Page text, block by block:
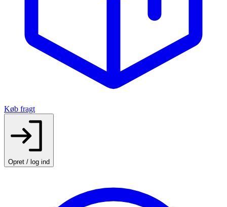
Køb fragt
Opret / log ind